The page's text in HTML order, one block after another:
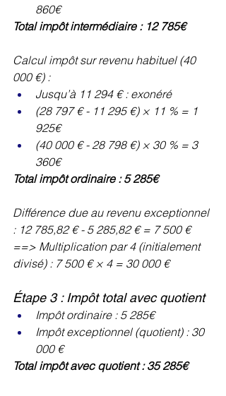
860€
Total impôt intermédiaire : 12 785€
Calcul impôt sur revenu habituel (40
000 €) :
Jusqu’à 11 294 € : exonéré
(28 797 € - 11 295 €) × 11 % = 1
925€
(40 000 € - 28 798 €) × 30 % = 3
360€
Total impôt ordinaire : 5 285€
Différence due au revenu exceptionnel
: 12 785,82 € - 5 285,82 € = 7 500 €
==> Multiplication par 4 (initialement
divisé) : 7 500 € × 4 = 30 000 €
Étape 3 : Impôt total avec quotient
Impôt ordinaire : 5 285€
Impôt exceptionnel (quotient) : 30
000 €
Total impôt avec quotient : 35 285€